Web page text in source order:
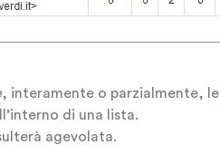
, interamente o parzialmente, le
di una lista.
agevolata.